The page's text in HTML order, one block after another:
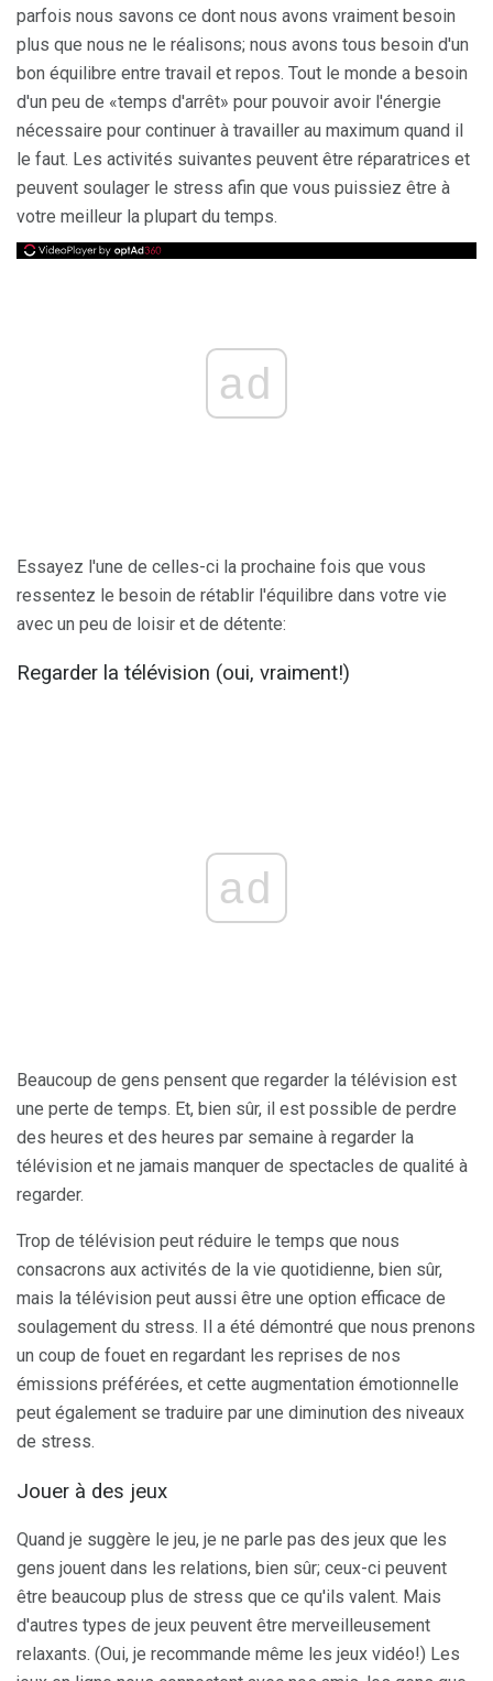
parfois nous savons ce dont nous avons vraiment besoin
plus que nous ne le réalisons; nous avons tous besoin d'un
bon équilibre entre travail et repos. Tout le monde a besoin
d'un peu de «temps d'arrêt» pour pouvoir avoir l'énergie
nécessaire pour continuer à travailler au maximum quand il
le faut. Les activités suivantes peuvent être réparatrices et
peuvent soulager le stress afin que vous puissiez être à
votre meilleur la plupart du temps.
ad
Essayez l'une de celles-ci la prochaine fois que vous
ressentez le besoin de rétablir l'équilibre dans votre vie
avec un peu de loisir et de détente:
Regarder la télévision (oui, vraiment!)
ad
Beaucoup de gens pensent que regarder la télévision est
une perte de temps. Et, bien sûr, il est possible de perdre
des heures et des heures par semaine à regarder la
télévision et ne jamais manquer de spectacles de qualité à
regarder.
Trop de télévision peut réduire le temps que nous
consacrons aux activités de la vie quotidienne, bien sûr,
mais la télévision peut aussi être une option efficace de
soulagement du stress. Il a été démontré que nous prenons
un coup de fouet en regardant les reprises de nos
émissions préférées, et cette augmentation émotionnelle
peut également se traduire par une diminution des niveaux
de stress.
Jouer à des jeux
Quand je suggère le jeu, je ne parle pas des jeux que les
gens jouent dans les relations, bien sûr; ceux-ci peuvent
être beaucoup plus de stress que ce qu'ils valent. Mais
d'autres types de jeux peuvent être merveilleusement
relaxants. (Oui, je recommande même les jeux vidéo!) Les